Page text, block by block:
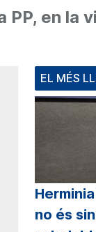
en la
EL MÉS
no és